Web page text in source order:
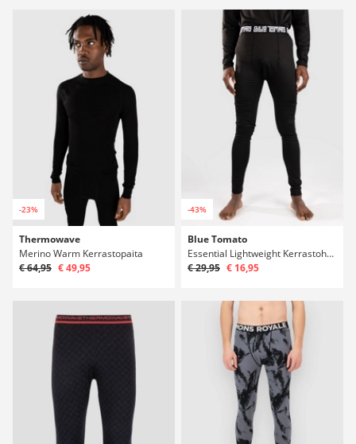
-23%
Thermowave
Merino Warm Kerrastopaita
€ 64,95 € 49,95
-43%
Blue Tomato
Essential Lightweight Kerrastohousut
€ 29,95 € 16,95